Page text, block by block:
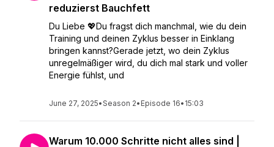
reduzierst Bauchfett
Du Liebe 💖Du fragst dich manchmal, wie du dein
Training und deinen Zyklus besser in Einklang
bringen kannst?Gerade jetzt, wo dein Zyklus
unregelmäßiger wird, du dich mal stark und voller
Energie fühlst, und
June 27, 2025•Season 2• Episode 16• 15:03
Warum 10.000 Schritte nicht alles sind |